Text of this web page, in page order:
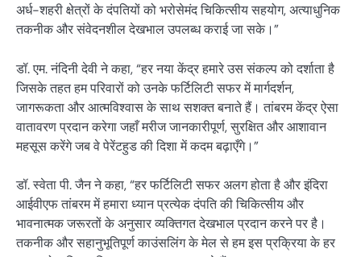
अर्ध-शहरी क्षेत्रों के दंपतियों को भरोसेमंद चिकित्सीय सहयोग, अत्याधुनिक
तकनीक और संवेदनशील देखभाल उपलब्ध कराई जा सके।”
डॉ. एम. नंदिनी देवी ने कहा, “हर नया केंद्र हमारे उस संकल्प को दर्शाता है
जिसके तहत हम परिवारों को उनके फर्टिलिटी सफर में मार्गदर्शन,
जागरूकता और आत्मविश्वास के साथ सशक्त बनाते हैं। तांबरम केंद्र ऐसा
वातावरण प्रदान करेगा जहाँ मरीज जानकारीपूर्ण, सुरक्षित और आशावान
महसूस करेंगे जब वे पेरेंटहुड की दिशा में कदम बढ़ाएँगे।”
डॉ. स्वेता पी. जैन ने कहा, “हर फर्टिलिटी सफर अलग होता है और इंदिरा
आईवीएफ तांबरम में हमारा ध्यान प्रत्येक दंपति की चिकित्सीय और
भावनात्मक जरूरतों के अनुसार व्यक्तिगत देखभाल प्रदान करने पर है।
तकनीक और सहानुभूतिपूर्ण काउंसलिंग के मेल से हम इस प्रक्रिया के हर